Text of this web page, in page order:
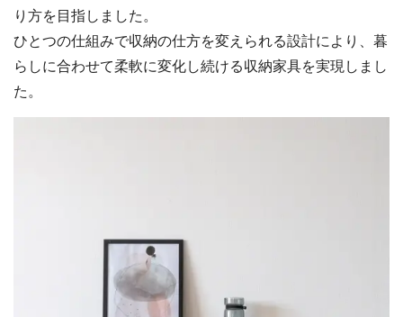
り方を目指しました。
ひとつの仕組みで収納の仕方を変えられる設計により、暮
らしに合わせて柔軟に変化し続ける収納家具を実現しまし
た。